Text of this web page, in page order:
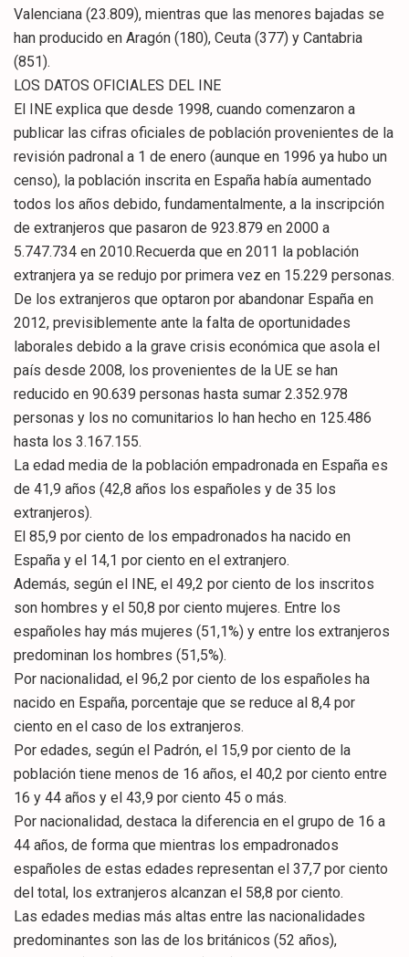
Valenciana (23.809), mientras que las menores bajadas se
han producido en Aragón (180), Ceuta (377) y Cantabria
(851).
LOS DATOS OFICIALES DEL INE
El INE explica que desde 1998, cuando comenzaron a
publicar las cifras oficiales de población provenientes de la
revisión padronal a 1 de enero (aunque en 1996 ya hubo un
censo), la población inscrita en España había aumentado
todos los años debido, fundamentalmente, a la inscripción
de extranjeros que pasaron de 923.879 en 2000 a
5.747.734 en 2010.Recuerda que en 2011 la población
extranjera ya se redujo por primera vez en 15.229 personas.
De los extranjeros que optaron por abandonar España en
2012, previsiblemente ante la falta de oportunidades
laborales debido a la grave crisis económica que asola el
país desde 2008, los provenientes de la UE se han
reducido en 90.639 personas hasta sumar 2.352.978
personas y los no comunitarios lo han hecho en 125.486
hasta los 3.167.155.
La edad media de la población empadronada en España es
de 41,9 años (42,8 años los españoles y de 35 los
extranjeros).
El 85,9 por ciento de los empadronados ha nacido en
España y el 14,1 por ciento en el extranjero.
Además, según el INE, el 49,2 por ciento de los inscritos
son hombres y el 50,8 por ciento mujeres. Entre los
españoles hay más mujeres (51,1%) y entre los extranjeros
predominan los hombres (51,5%).
Por nacionalidad, el 96,2 por ciento de los españoles ha
nacido en España, porcentaje que se reduce al 8,4 por
ciento en el caso de los extranjeros.
Por edades, según el Padrón, el 15,9 por ciento de la
población tiene menos de 16 años, el 40,2 por ciento entre
16 y 44 años y el 43,9 por ciento 45 o más.
Por nacionalidad, destaca la diferencia en el grupo de 16 a
44 años, de forma que mientras los empadronados
españoles de estas edades representan el 37,7 por ciento
del total, los extranjeros alcanzan el 58,8 por ciento.
Las edades medias más altas entre las nacionalidades
predominantes son las de los británicos (52 años),